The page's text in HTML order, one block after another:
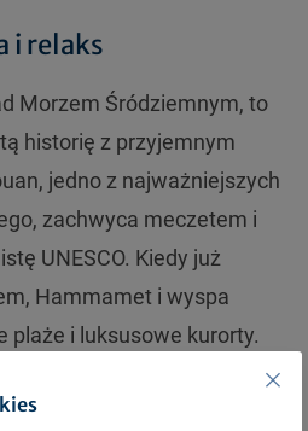
i relaks
Morzem Śródziemnym, to
historię z przyjemnym
jedno z najważniejszych
zachwyca meczetem i
UNESCO. Kiedy już
Hammamet i wyspa
plaże i luksusowe kurorty.
także Wielką Pustynią
W kwietniu